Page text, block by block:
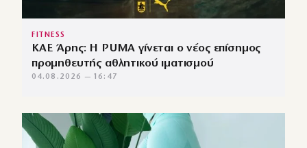
FITNESS
ΚΑΕ Άρης: Η PUMA γίνεται ο νέος επίσημος
προμηθευτής αθλητικού ιματισμού
04.08.2026 — 16:47